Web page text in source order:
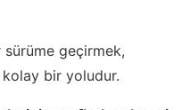
sürüme geçirmek,
bir yoludur.